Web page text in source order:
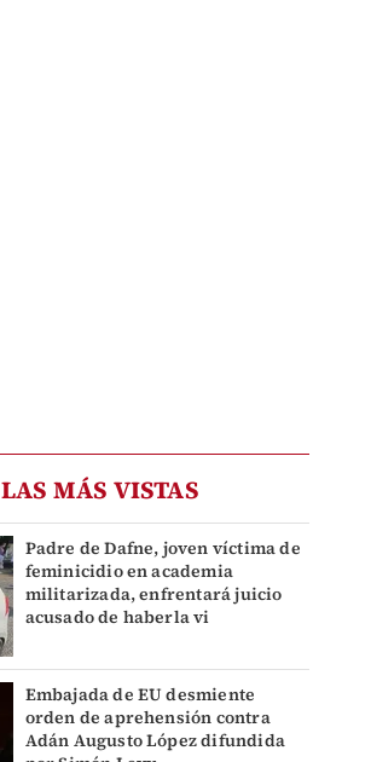
LAS MÁS VISTAS
Padre de Dafne, joven víctima de
feminicidio en academia
militarizada, enfrentará juicio
acusado de haberla vi
Embajada de EU desmiente
orden de aprehensión contra
Adán Augusto López difundida